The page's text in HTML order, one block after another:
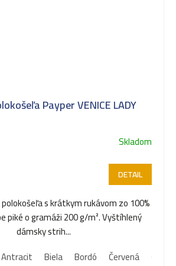
Payper VENICE LADY
Skladom
DETAIL
s krátkym rukávom zo 100%
piké o gramáži 200 g/m². Vyštíhlený
dámsky strih...
Antracit Biela Bordó Červená